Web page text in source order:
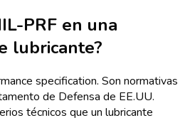
PRF en una
lubricante?
specification. Son normativas
de Defensa de EE.UU.
técnicos que un lubricante